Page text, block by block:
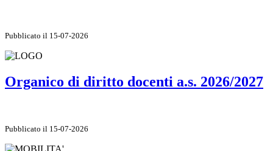
Pubblicato il 15-07-2026
Organico di diritto docenti a.s. 2026/2027
Pubblicato il 15-07-2026